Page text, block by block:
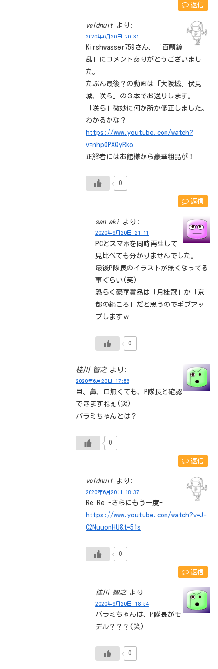
返信
voldnuit より:
2020年6月20日 20:31
Kirshwasser759さん、「百願繚
乱」にコメントありがとうございまし
た。
たぶん最後？の動画は「大阪城、伏見
城、咲ら」の３本でお送りします。
「咲ら」微妙に何か所か修正しました。
わかるかな？
https://www.youtube.com/watch?
v=nhp0PXQyRko
正解者にはお館様から豪華粗品が！
0
返信
san aki より:
2020年6月20日 21:11
PCとスマホを同時再生して
見比べても分かりませんでした。
最後P隊長のイラストが無くなってる
事ぐらい(笑)
恐らく豪華賞品は「月桂冠」か「京
都の絹ころ」だと思うのでギブアッ
プしますｗ
0
桂川 智之 より:
2020年6月20日 17:56
目、鼻、口無くても、P隊長と確認
できますねぇ(笑)
パラミちゃんとは？
0
返信
voldnuit より:
2020年6月20日 18:37
Re Re -さらにもう一度-
https://www.youtube.com/watch?v=J-
C2NuuonHU&t=51s
0
返信
桂川 智之 より:
2020年6月20日 18:54
パラミちゃんは、P隊長がモ
デル？？？(笑)
0